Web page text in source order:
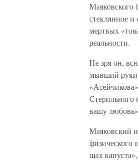
Маяковского
стеклянное и
мертвых
реальности.
Не зря он,
мывший
Стерильного
вашу
Маяковский
физического
щах